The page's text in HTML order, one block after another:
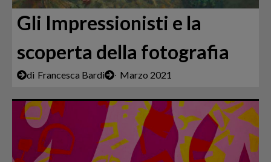
Gli Impressionisti e la
scoperta della fotografia
di Francesca Bardi ∙ Marzo 2021